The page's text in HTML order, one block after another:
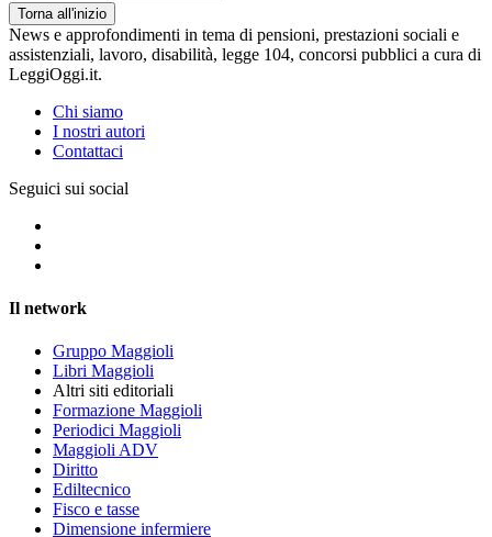
Torna all'inizio
News e approfondimenti in tema di pensioni, prestazioni sociali e
assistenziali, lavoro, disabilità, legge 104, concorsi pubblici a cura di
LeggiOggi.it.
Chi siamo
I nostri autori
Contattaci
Seguici sui social
Il network
Gruppo Maggioli
Libri Maggioli
Altri siti editoriali
Formazione Maggioli
Periodici Maggioli
Maggioli ADV
Diritto
Ediltecnico
Fisco e tasse
Dimensione infermiere